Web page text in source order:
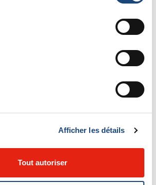
Afficher les détails
Tout autoriser
2024-10-
2024-10-
Suivi actif À venir
de l’approbation éthique
22